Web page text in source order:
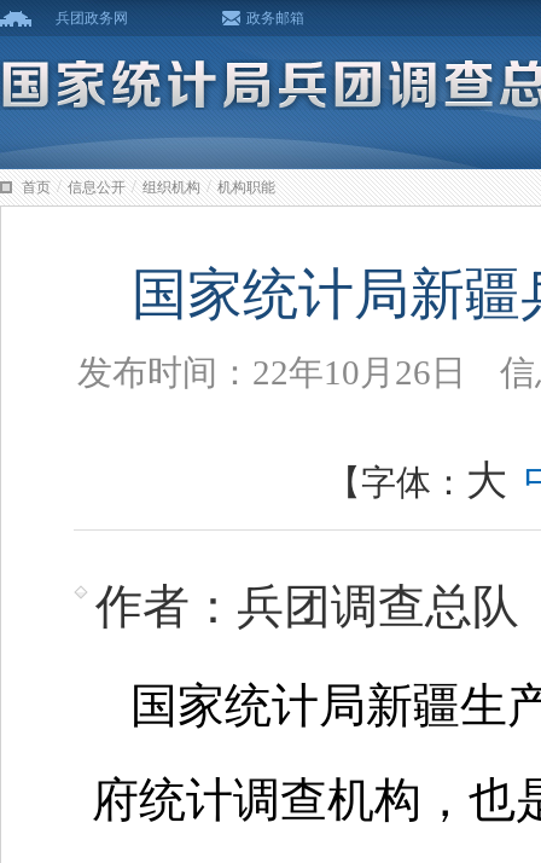
兵团政务网 政务邮箱
首页 / 信息公开 / 组织机构 / 机构职能
国家统计局新
发布时间：22年10月26日
【字体： 大
作者：兵团调查总队
国家统计局新疆生
府统计调查机构，也